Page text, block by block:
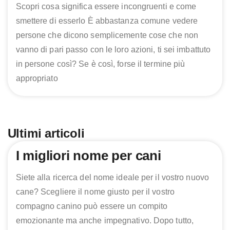
Scopri cosa significa essere incongruenti e come
smettere di esserlo È abbastanza comune vedere
persone che dicono semplicemente cose che non
vanno di pari passo con le loro azioni, ti sei imbattuto
in persone così? Se è così, forse il termine più
appropriato
Ultimi articoli
I migliori nome per cani
Siete alla ricerca del nome ideale per il vostro nuovo
cane? Scegliere il nome giusto per il vostro
compagno canino può essere un compito
emozionante ma anche impegnativo. Dopo tutto,
Page